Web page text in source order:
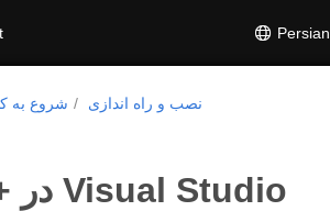
Persian
شروع به
نصب و راه اندازی
پیکربندی Aspose.Words برای C++ در Visual Studio